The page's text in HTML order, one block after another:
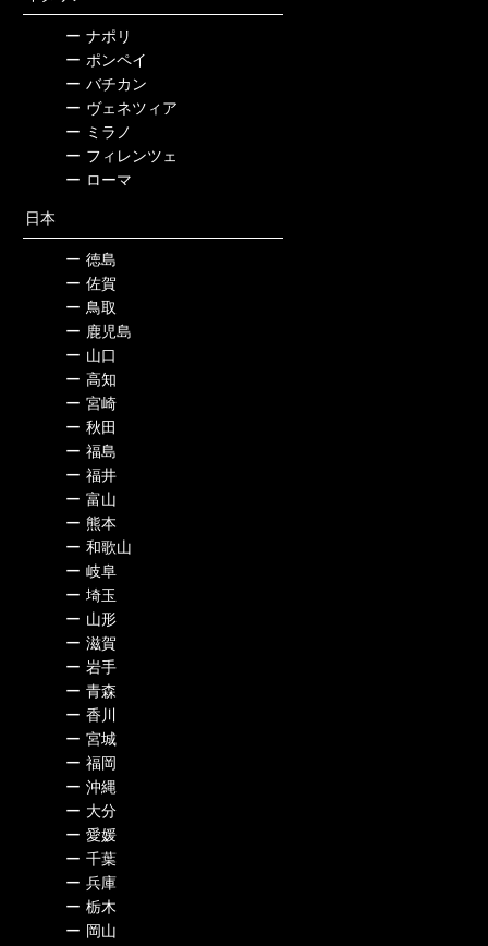
ー ナポリ
ー ポンペイ
ー バチカン
ー ヴェネツィア
ー ミラノ
ー フィレンツェ
ー ローマ
日本
ー 徳島
ー 佐賀
ー 鳥取
ー 鹿児島
ー 山口
ー 高知
ー 宮崎
ー 秋田
ー 福島
ー 福井
ー 富山
ー 熊本
ー 和歌山
ー 岐阜
ー 埼玉
ー 山形
ー 滋賀
ー 岩手
ー 青森
ー 香川
ー 宮城
ー 福岡
ー 沖縄
ー 大分
ー 愛媛
ー 千葉
ー 兵庫
ー 栃木
ー 岡山